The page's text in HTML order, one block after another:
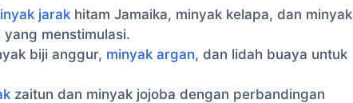
jarak hitam Jamaika, minyak kelapa, dan minyak
menstimulasi.
biji anggur, minyak argan, dan lidah buaya untuk
zaitun dan minyak jojoba dengan perbandingan